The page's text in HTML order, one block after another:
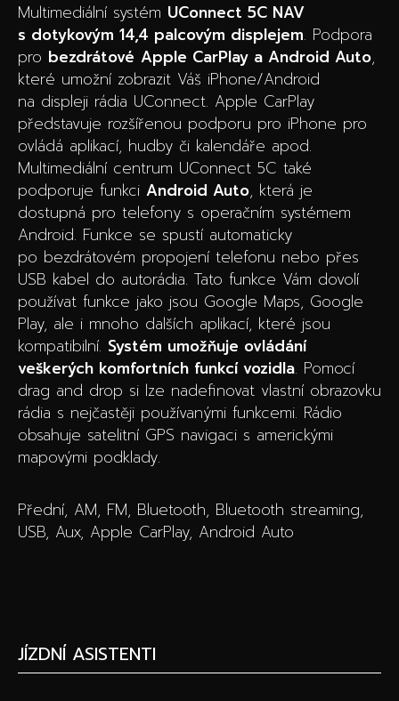
Multimediální systém UConnect 5C NAV
s dotykovým 14,4 palcovým displejem. Podpora
pro bezdrátové Apple CarPlay a Android Auto,
které umožní zobrazit Váš iPhone/Android
na displeji rádia UConnect. Apple CarPlay
představuje rozšířenou podporu pro iPhone pro
ovládá aplikací, hudby či kalendáře apod.
Multimediální centrum UConnect 5C také
podporuje funkci Android Auto, která je
dostupná pro telefony s operačním systémem
Android. Funkce se spustí automaticky
po bezdrátovém propojení telefonu nebo přes
USB kabel do autorádia. Tato funkce Vám dovolí
používat funkce jako jsou Google Maps, Google
Play, ale i mnoho dalších aplikací, které jsou
kompatibilní. Systém umožňuje ovládání
veškerých komfortních funkcí vozidla. Pomocí
drag and drop si lze nadefinovat vlastní obrazovku
rádia s nejčastěji používanými funkcemi. Rádio
obsahuje satelitní GPS navigaci s americkými
mapovými podklady.
Přední, AM, FM, Bluetooth, Bluetooth streaming,
USB, Aux, Apple CarPlay, Android Auto
JÍZDNÍ ASISTENTI